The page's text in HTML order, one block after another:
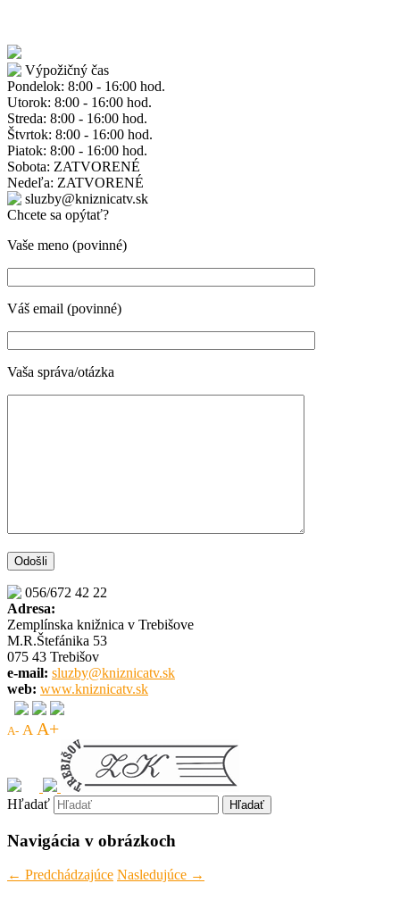
Výpožičný čas
Pondelok: 8:00 - 16:00 hod.
Utorok: 8:00 - 16:00 hod.
Streda: 8:00 - 16:00 hod.
Štvrtok: 8:00 - 16:00 hod.
Piatok: 8:00 - 16:00 hod.
Sobota: ZATVORENÉ
Nedeľa: ZATVORENÉ
sluzby@kniznicatv.sk
Chcete sa opýtať?
Vaše meno (povinné)
Váš email (povinné)
Vaša správa/otázka
056/672 42 22
Adresa:
Zemplínska knižnica v Trebišove
M.R.Štefánika 53
075 43 Trebišov
e-mail: sluzby@kniznicatv.sk
web: www.kniznicatv.sk
A- A A+
Hľadať
Navigácia v obrázkoch
← Predchádzajúce Nasledujúce →